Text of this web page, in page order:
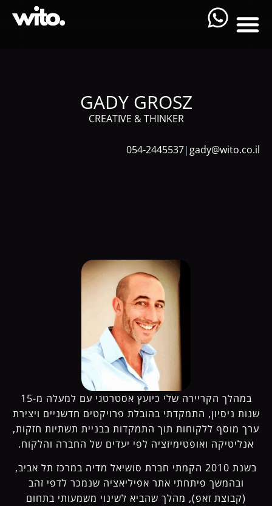
GADY GROSZ
CREATIVE & THINKER
gady@wito.co.il
|
054-2445537
במהלך הקריירה שלי כיועץ אסטרטגי עם למעלה מ-15
שנות ניסיון, התמקדתי בהובלת פרויקטים חדשניים ויצירת
ערך מוסף ללקוחות תוך התמקדות בבניית תשתיות חזקות,
אנליטיקה ואופטימיזציה לפי יעדים של החברה והלקוח.
בשנת 2010 הקמתי חברת סושיאל מדיה במרכז תל אביב,
ובהמשך פיתחתי אתר אפיליאציה שנמכר לדפי זהב
(קבוצת זאפ), מהלך שהביא לשינוי משמעותי בתחום